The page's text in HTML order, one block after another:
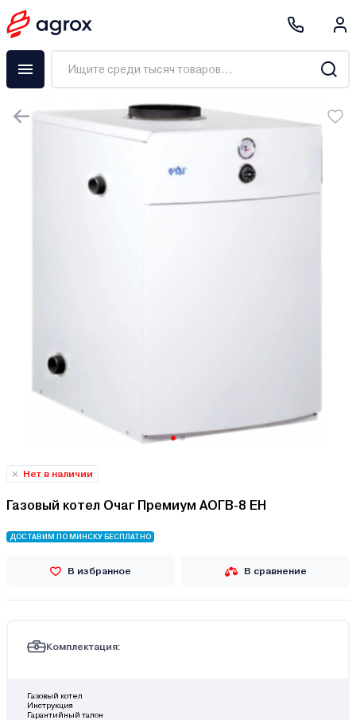
Нет в наличии
Газовый котел Очаг Премиум АОГВ-8 ЕH
ДОСТАВИМ ПО МИНСКУ БЕСПЛАТНО
В избранное В сравнение
Комплектация:
Газовый котел
Инструкция
Гарантийный талон